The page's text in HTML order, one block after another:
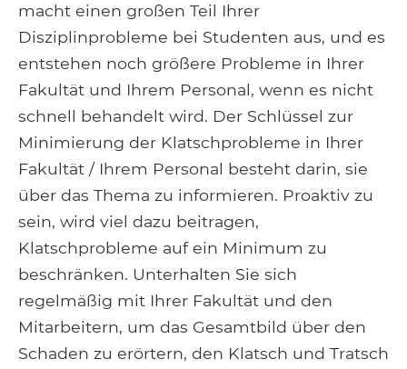
macht einen großen Teil Ihrer
Disziplinprobleme bei Studenten aus, und es
entstehen noch größere Probleme in Ihrer
Fakultät und Ihrem Personal, wenn es nicht
schnell behandelt wird. Der Schlüssel zur
Minimierung der Klatschprobleme in Ihrer
Fakultät / Ihrem Personal besteht darin, sie
über das Thema zu informieren. Proaktiv zu
sein, wird viel dazu beitragen,
Klatschprobleme auf ein Minimum zu
beschränken. Unterhalten Sie sich
regelmäßig mit Ihrer Fakultät und den
Mitarbeitern, um das Gesamtbild über den
Schaden zu erörtern, den Klatsch und Tratsch